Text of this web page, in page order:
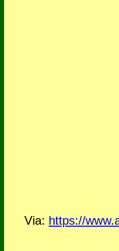
Via: https://